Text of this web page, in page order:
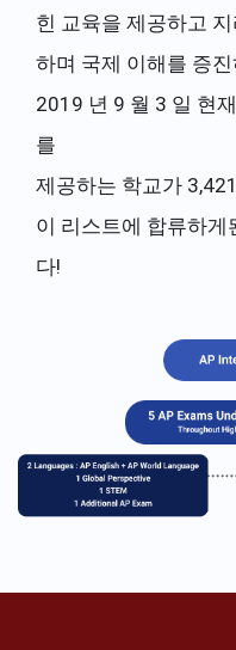
힌 교육을 제공하고
하며 국제 이해를 증
2019 년 9 월 3 일 현
를
제공하는 학교가
이 리스트에 합류하게
다!